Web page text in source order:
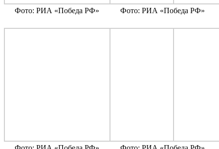
Фото: РИА «Победа РФ» Фото: РИА «Победа РФ»